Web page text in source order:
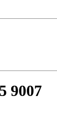
9007